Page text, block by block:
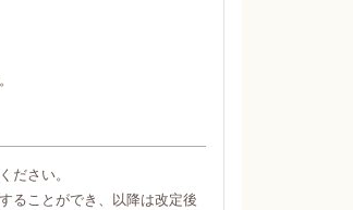
ださい。
ることができ、以降は改定後